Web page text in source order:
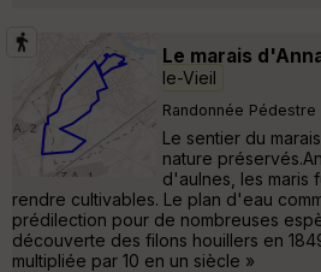
Le marais
le-Vieil
Randonnée Pédestre
Le sentier du
nature
d'aulnes, les maris
rendre cultivables. Le plan d'eau
prédilection pour de nombreuses
découverte des filons houillers en
multipliée par 10 en un siècle »